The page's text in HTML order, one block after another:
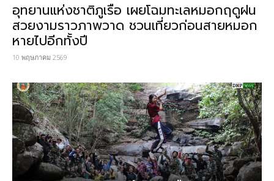
อุทยานแห่งชาติภูเรือ เผยโฉมทะเลหมอกฤดูฝน
สวยงามราวภาพวาด ชวนเที่ยวก่อนสายหมอก
หายไปอีกทั้งปี
10 พฤษภาคม 2569